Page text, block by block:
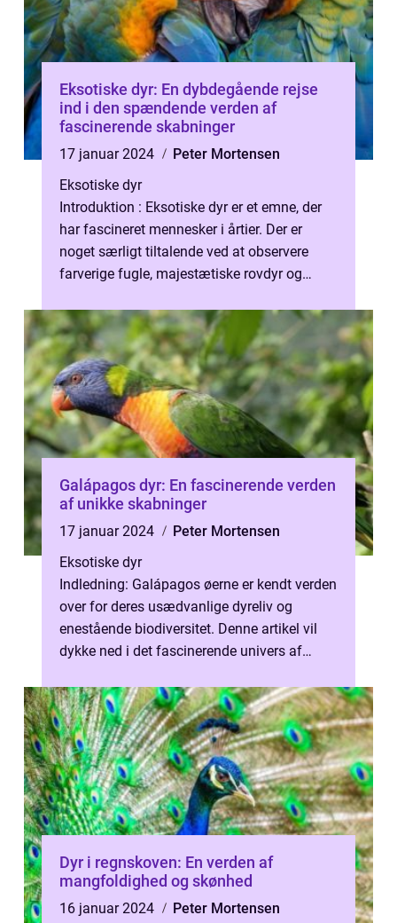
Eksotiske dyr: En dybdegående rejse
ind i den spændende verden af
fascinerende skabninger
17 januar 2024
Peter Mortensen
Eksotiske dyr
Introduktion : Eksotiske dyr er et emne, der
har fascineret mennesker i årtier. Der er
noget særligt tiltalende ved at observere
farverige fugle, majestætiske rovdyr og
Galápagos dyr: En fascinerende verden
af unikke skabninger
17 januar 2024
Peter Mortensen
Eksotiske dyr
Indledning: Galápagos øerne er kendt verden
over for deres usædvanlige dyreliv og
enestående biodiversitet. Denne artikel vil
dykke ned i det fascinerende univers af
Dyr i regnskoven: En verden af
mangfoldighed og skønhed
16 januar 2024
Peter Mortensen